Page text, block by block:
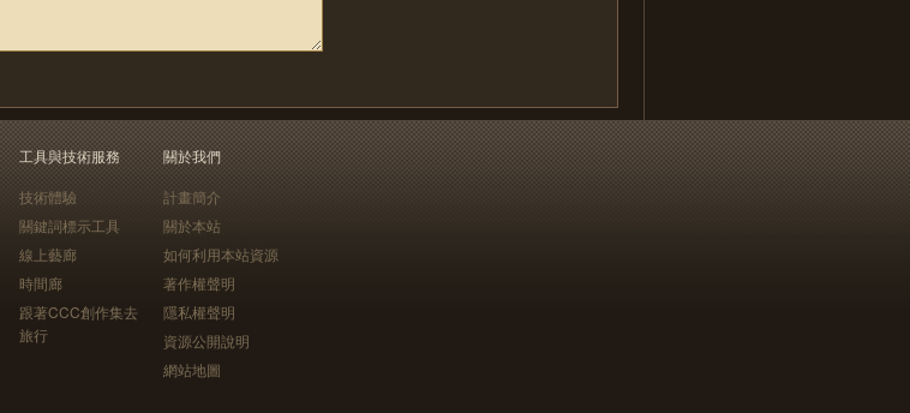
工具與技術服務
技術體驗
關鍵詞標示工具
線上藝廊
時間廊
跟著CCC創作集去
旅行
關於我們
計畫簡介
關於本站
如何利用本站資源
著作權聲明
隱私權聲明
資源公開說明
網站地圖